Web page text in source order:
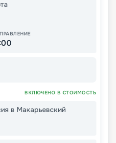
ВКЛЮЧЕНО В СТОИМОСТЬ
в Макарьевский